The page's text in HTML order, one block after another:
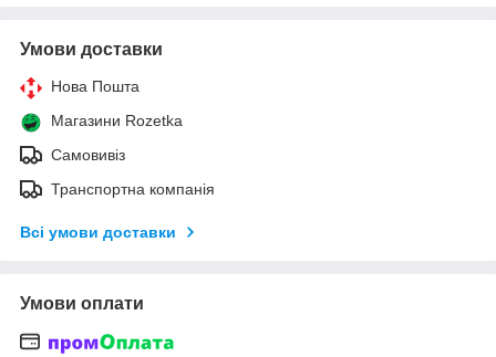
Умови доставки
Нова Пошта
Магазини Rozetka
Самовивіз
Транспортна компанія
Всі умови доставки
Умови оплати